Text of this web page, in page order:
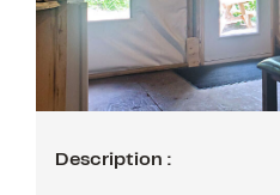
Description :